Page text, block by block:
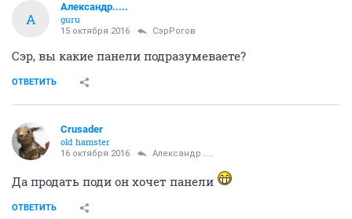
А
Александр.....
guru
15 октября 2016 СэрРогов
Сэр, вы какие панели подразумеваете?
ОТВЕТИТЬ
Crusader
old hamster
16 октября 2016 Александр.....
Да продать поди он хочет панели
ОТВЕТИТЬ